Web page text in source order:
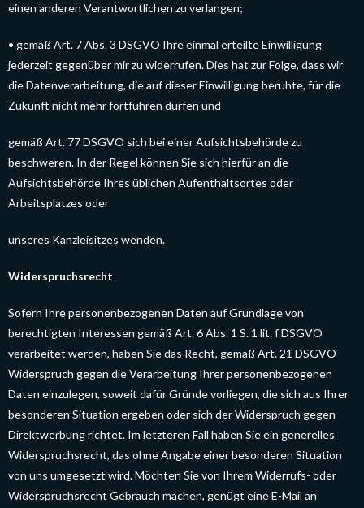
einen anderen Verantwortlichen zu verlangen;
• gemäß Art. 7 Abs. 3 DSGVO Ihre einmal erteilte Einwilligung
jederzeit gegenüber mir zu widerrufen. Dies hat zur Folge, dass wir
die Datenverarbeitung, die auf dieser Einwilligung beruhte, für die
Zukunft nicht mehr fortführen dürfen und
gemäß Art. 77 DSGVO sich bei einer Aufsichtsbehörde zu
beschweren. In der Regel können Sie sich hierfür an die
Aufsichtsbehörde Ihres üblichen Aufenthaltsortes oder
Arbeitsplatzes oder
unseres Kanzleisitzes wenden.
Widerspruchsrecht
Sofern Ihre personenbezogenen Daten auf Grundlage von
berechtigten Interessen gemäß Art. 6 Abs. 1 S. 1 lit. f DSGVO
verarbeitet werden, haben Sie das Recht, gemäß Art. 21 DSGVO
Widerspruch gegen die Verarbeitung Ihrer personenbezogenen
Daten einzulegen, soweit dafür Gründe vorliegen, die sich aus Ihrer
besonderen Situation ergeben oder sich der Widerspruch gegen
Direktwerbung richtet. Im letzteren Fall haben Sie ein generelles
Widerspruchsrecht, das ohne Angabe einer besonderen Situation
von uns umgesetzt wird. Möchten Sie von Ihrem Widerrufs- oder
Widerspruchsrecht Gebrauch machen, genügt eine E-Mail an